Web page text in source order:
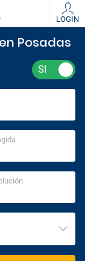
LOGIN
Posadas